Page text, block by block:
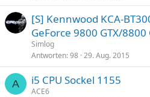
[S] Kennwood KCA-
GeForce 9800 GTX/8800
Simlog
Antworten 98 29. Aug. 2015
A i5 CPU Sockel 1155
ACE6